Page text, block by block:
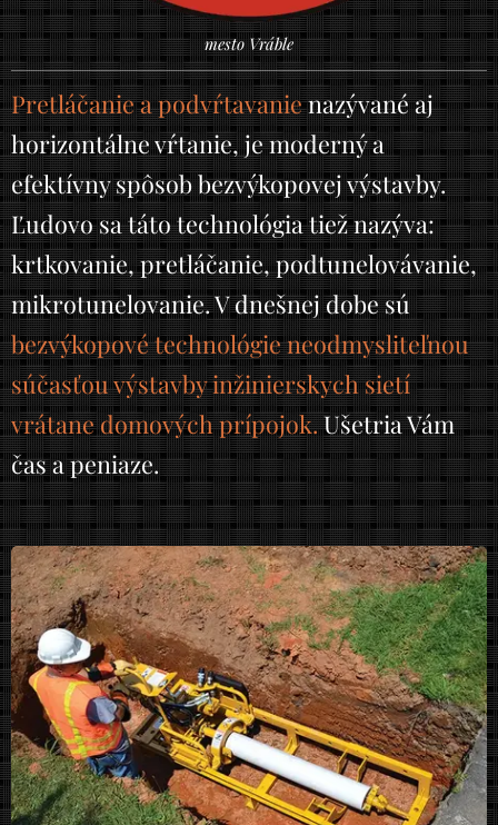
mesto Vráble
Pretláčanie a podvŕtavanienazývané aj
horizontálne vŕtanie, je moderný a
efektívny spôsob bezvýkopovej výstavby.
Ľudovo sa táto technológia tiež nazýva:
krtkovanie, pretláčanie, podtunelovávanie,
mikrotunelovanie.V dnešnej dobe sú
bezvýkopové technológie neodmysliteľnou
súčasťou výstavby inžinierskych sietí
vrátane domových prípojok.Ušetria Vám
čas a peniaze.